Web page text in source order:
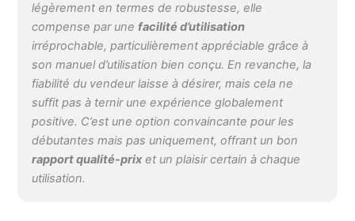
légèrement en termes de robustesse, elle
compense par unefacilité d’utilisation
irréprochable, particulièrement appréciable grâce à
son manuel d’utilisation bien conçu. En revanche, la
fiabilité du vendeur laisse à désirer, mais cela ne
suffit pas à ternir une expérience globalement
positive. C’est une option convaincante pour les
débutantes mais pas uniquement, offrant un bon
rapport qualité-prixet un plaisir certain à chaque
utilisation.